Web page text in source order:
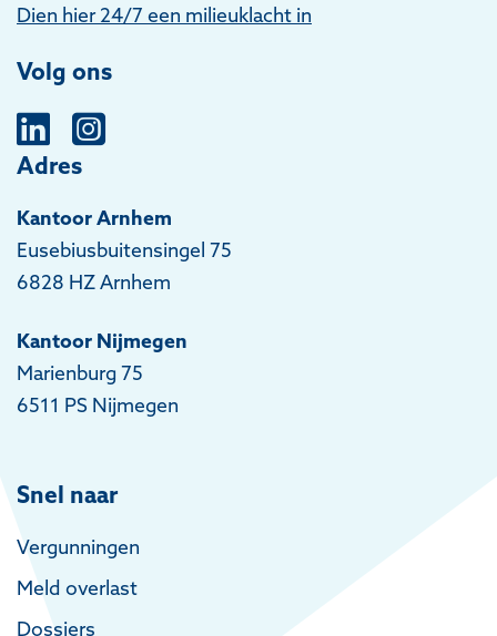
Dien hier 24/7 een milieuklacht in
Volg ons
Adres
Kantoor Arnhem
Eusebiusbuitensingel 75
6828 HZ Arnhem
Kantoor Nijmegen
Marienburg 75
6511 PS Nijmegen
Snel naar
Vergunningen
Meld overlast
Dossiers